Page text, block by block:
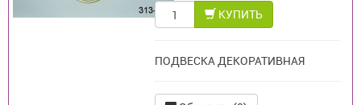
КУПИТЬ
ПОДВЕСКА ДЕКОРАТИВНАЯ